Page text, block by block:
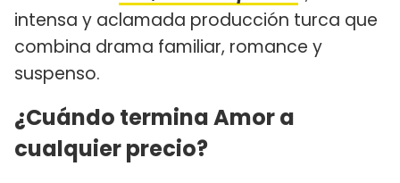
intensa y aclamada producción turca que
combina drama familiar, romance y
suspenso.
¿Cuándo termina Amor a
cualquier precio?